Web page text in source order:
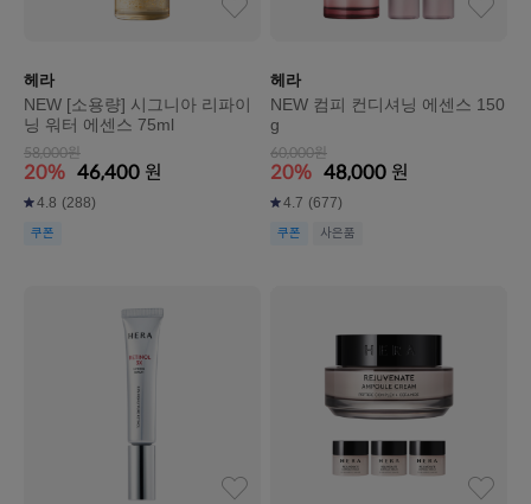
헤라
NEW [소용량] 시그니아 리파이
닝 워터 에센스 75ml
58,000원
20% 46,400 원
4.8 (288)
쿠폰
헤라
NEW 컴피 컨디셔닝 에센스 150
g
60,000원
20% 48,000 원
4.7 (677)
쿠폰 사은품